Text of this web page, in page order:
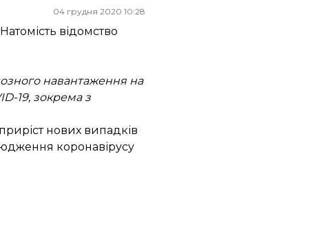
04 грудня 2020 10:28
відомство
навантаження на
19, зокрема з
нових випадків
коронавірусу